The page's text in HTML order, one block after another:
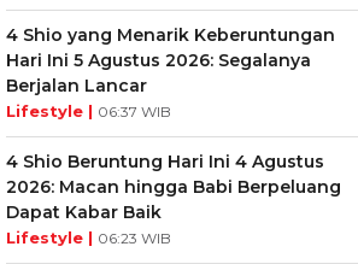
4 Shio yang Menarik Keberuntungan
Hari Ini 5 Agustus 2026: Segalanya
Berjalan Lancar
Lifestyle | 06:37 WIB
4 Shio Beruntung Hari Ini 4 Agustus
2026: Macan hingga Babi Berpeluang
Dapat Kabar Baik
Lifestyle | 06:23 WIB